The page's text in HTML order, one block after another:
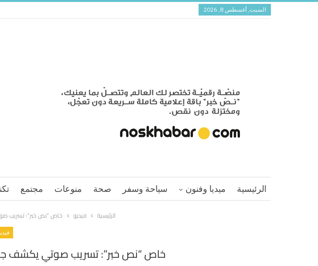
السبت, أغسطس 8, 2026
الرئيسية ميديا وفنون سياحة وسفر صحة منوعات مجتمع
الرئيسية فيديو خاص “نص خبر”: تسريب
خاص “نص خبر”: تسريب صوتي يكشف